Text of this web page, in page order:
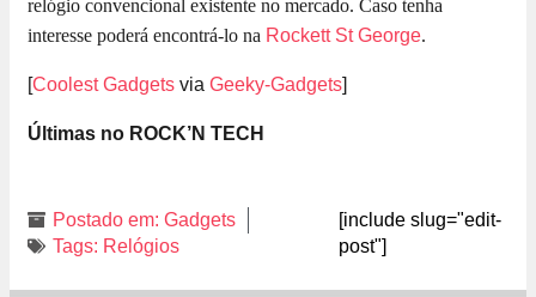
relógio convencional existente no mercado. Caso tenha
interesse poderá encontrá-lo na Rockett St George.
[Coolest Gadgets via Geeky-Gadgets]
Últimas no ROCK’N TECH
Postado em: Gadgets
Tags: Relógios
[include slug="edit-
post"]